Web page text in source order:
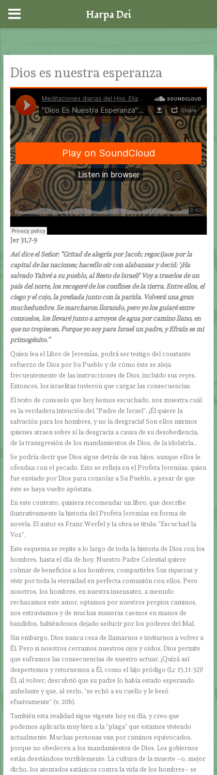
contenido
Dios es nuestra esperanza
Jer 31,7-9
Así dice el Señor: “Gritad de alegría por Jacob; regocijaos por la
capital de las naciones; hacedlo oír con alabanzas y decid: ‘¡Ha
salvado Yahvé a su pueblo, al Resto de Israel!’ Voy a traerlos de un
país del norte, los recogeré de los confines de la tierra. Entre ellos, el
ciego y el cojo, la preñada junto con la parida. Volverá una gran
muchedumbre. Se marcharon llorando, pero yo los guiaré entre
consuelos, los llevaré junto a arroyos de agua por camino llano, en
que no tropiecen. Porque yo soy para Israel un padre, y Efraín es mi
primogénito.”
Quien lea el Libro de Jeremías, podrá ser testigo del constante
esfuerzo de Dios por Su Pueblo y de cómo éste se aleja
frecuentemente de las instrucciones de Dios, incluido sus reyes.
Entonces, los israelitas tuvieron que cargar las consecuencias.
El texto de consuelo que hoy hemos escuchado, nos muestra cuál
es la verdadera intención del “Padre de Israel”. ¡Él quiere la
salvación para los hombres, y no la desgracia! Son ellos mismos
quienes atraen sobre sí la desgracia a causa de su desobediencia,
de la transgresión de los mandamientos de Dios, de la idolatría…
Se podría decir que Dios sigue detrás de sus hijos, aunque ellos le
ofendan con el pecado. Esto se refleja en el Profeta Jeremías, quien
fue enviado por Dios para consolar a Su Pueblo, a pesar de que
éste se haya vuelto apóstata.
En este contexto, quisiera recomendar un libro, que describe
ilustrativamente la historia del Profeta Jeremías en forma de
novela. El autor es Franz Werfel y la obra se titula: “Escuchad la
Voz”.
Este esquema se repite a lo largo de toda la historia de Dios con los
hombres, hasta el día de hoy. Nuestro Padre Celestial quiere
colmar de beneficios a los hombres, compartirles Sus riquezas y
vivir por toda la eternidad en perfecta comunión con ellos. Pero
nosotros, los hombres, en nuestra insensatez, a menudo
rechazamos este amor, optamos por nuestros propios caminos,
nos extraviamos y de muchas maneras caemos en manos de
bandidos, habiéndonos dejado seducir por los poderes del Mal.
Sin embargo, Dios nunca cesa de llamarnos e invitarnos a volver a
Él. Pero si nosotros cerramos nuestros ojos y oídos, Dios permite
que suframos las consecuencias de nuestro actuar. ¡Quizá así
despertemos y retornemos a Él, como el hijo pródigo (Lc 15,11-32)!
Él, al volver, descubrió que su padre lo había estado esperando
anhelante y que, al verlo, “se echó a su cuello y le besó
efusivamente” (v. 20b).
También esta realidad sigue vigente hoy en día, y creo que
podemos aplicarla muy bien a la “plaga” que estamos viviendo
actualmente. Muchas personas van por caminos equivocados,
porque no obedecen a los mandamientos de Dios. Los gobiernos
están desviándose terriblemente. La cultura de la muerte –o, mejor
dicho, los atentados satánicos contra la vida de los hombres– se
Harpa Dei